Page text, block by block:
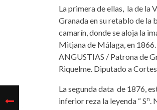
La primera de ellas, la de la
Granada en su retablo de la
camarín, donde se aloja la
Mitjana de Málaga, en
ANGUSTIAS / Patrona de
Riquelme. Diputado a
La segunda data de 1876,
inferior reza la leyenda “ Sn